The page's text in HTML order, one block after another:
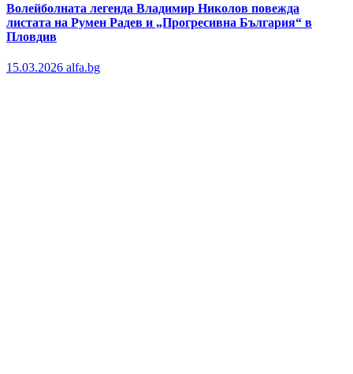
Волейболната легенда Владимир Николов повежда
листата на Румен Радев и „Прогресивна България“ в
Пловдив
15.03.2026 alfa.bg